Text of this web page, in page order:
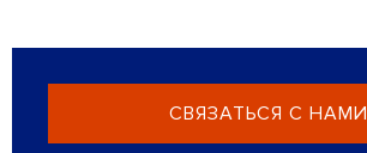
СВЯЗАТЬСЯ С НАМИ